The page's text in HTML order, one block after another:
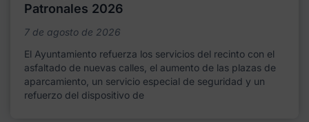
Patronales 2026
7 de agosto de 2026
El Ayuntamiento refuerza los servicios del recinto con el
asfaltado de nuevas calles, el aumento de las plazas de
aparcamiento, un servicio especial de seguridad y un
refuerzo del dispositivo de